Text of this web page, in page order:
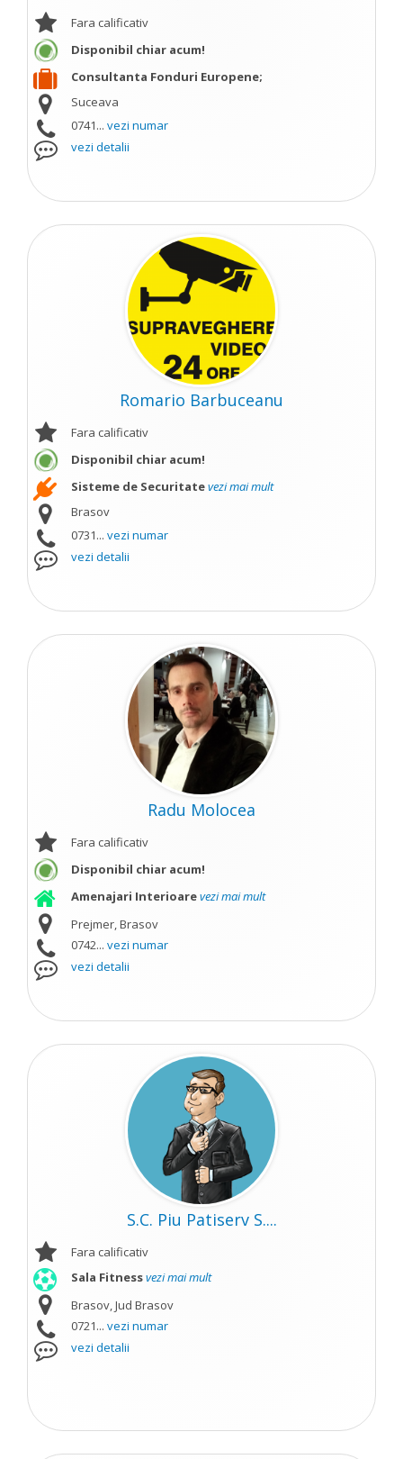
Fara calificativ
Disponibil chiar acum!
Consultanta Fonduri Europene;
Suceava
0741... vezi numar
vezi detalii
Romario Barbuceanu
Fara calificativ
Disponibil chiar acum!
Sisteme de Securitatevezi mai mult
Brasov
0731... vezi numar
vezi detalii
Radu Molocea
Fara calificativ
Disponibil chiar acum!
Amenajari Interioarevezi mai mult
Prejmer, Brasov
0742... vezi numar
vezi detalii
S.C. Piu Patiserv S....
Fara calificativ
Sala Fitnessvezi mai mult
Brasov, Jud Brasov
0721... vezi numar
vezi detalii